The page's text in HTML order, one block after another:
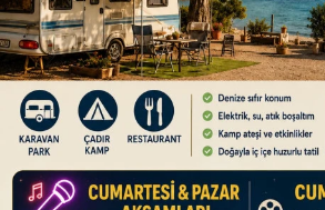
24.06.2026 - 11:20, Güncelleme:
Corridor available to all
coordinate with IMO to use
Oman's state media